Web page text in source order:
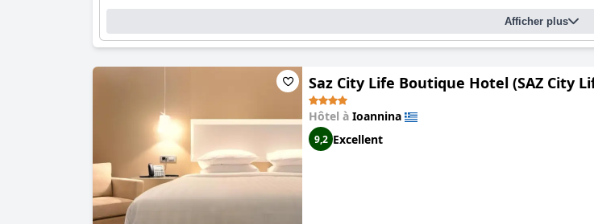
Afficher plus
Saz City Life Boutique Hotel (SAZ City
Hôtel à Ioannina
9,2 Excellent